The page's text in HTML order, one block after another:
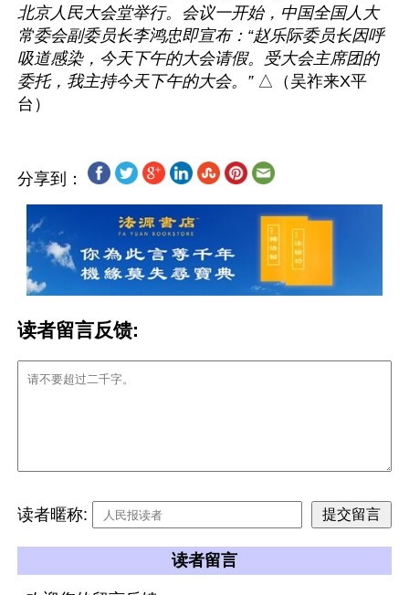
北京人民大会堂举行。会议一开始，中国全国人大
常委会副委员长李鸿忠即宣布：“赵乐际委员长因呼
吸道感染，今天下午的大会请假。受大会主席团的
委托，我主持今天下午的大会。” △（吴祚来X平
分享到：
读者留言反馈:
读者暱称:
读者留言